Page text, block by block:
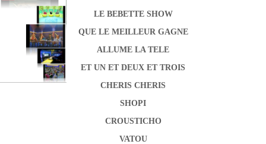
LE BEBETTE SHOW
QUE LE MEILLEUR GAGNE
ALLUME LA TELE
ET UN ET DEUX ET TROIS
CHERIS CHERIS
SHOPI
CROUSTICHO
VATOU